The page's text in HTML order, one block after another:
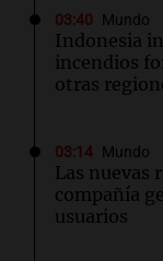
03:40 Mundo
Indonesia
incendios
otras
03:14 Mundo
Las nuevas
compañía
usuarios